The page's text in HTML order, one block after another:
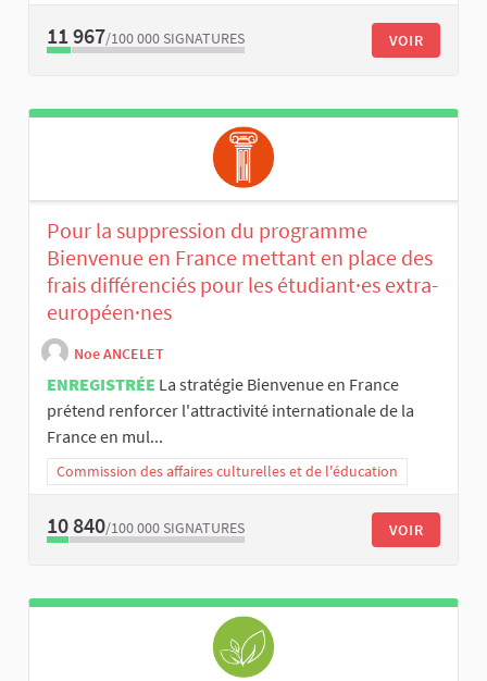
11 967/100 000 SIGNATURES VOIR
Pour la suppression du programme
Bienvenue en France mettant en place des
frais différenciés pour les étudiant·es extra-
européen·nes
Noe ANCELET
ENREGISTRÉE La stratégie Bienvenue en France
prétend renforcer l'attractivité internationale de la
France en mul...
Commission des affaires culturelles et de l'éducation
10 840/100 000 SIGNATURES VOIR